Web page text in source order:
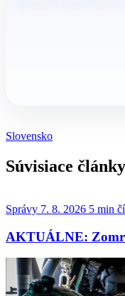
Slovensko
Súvisiace články
Správy 7. 8. 2026 5 min
AKTUÁLNE: